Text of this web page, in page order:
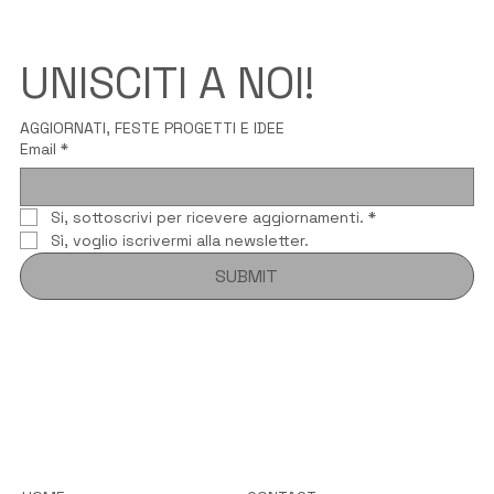
UNISCITI A NOI!
AGGIORNATI, FESTE PROGETTI E IDEE
Email *
Si, sottoscrivi per ricevere aggiornamenti. *
Sì, voglio iscrivermi alla newsletter.
SUBMIT